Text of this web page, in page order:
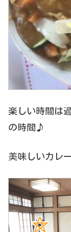
楽しい時間は
の時間♪
美味しいカレ